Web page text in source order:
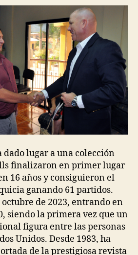
dado lugar a una colección
finalizaron en primer lugar
16 años y consiguieron el
ganando 61 partidos.
de 2023, entrando en
siendo la primera vez que un
figura entre las personas
Unidos. Desde 1983, ha
de la prestigiosa revista